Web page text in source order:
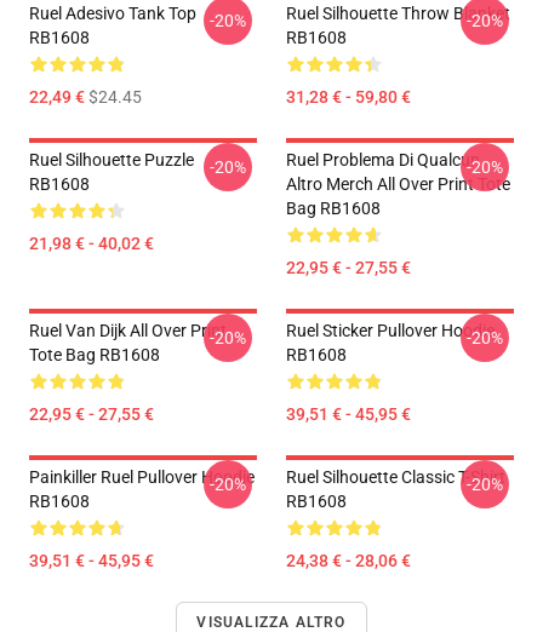
Ruel Adesivo Tank Top
RB1608
22,49 €$24.45
-20%
Ruel Silhouette Throw Blanket
RB1608
31,28 € - 59,80 €
-20%
Ruel Silhouette Puzzle
RB1608
21,98 € - 40,02 €
-20%
Ruel Problema Di Qualcun
Altro Merch All Over Print Tote
Bag RB1608
22,95 € - 27,55 €
-20%
Ruel Van Dijk All Over Print
Tote Bag RB1608
22,95 € - 27,55 €
-20%
Ruel Sticker Pullover Hoodie
RB1608
39,51 € - 45,95 €
-20%
Painkiller Ruel Pullover Hoodie
RB1608
39,51 € - 45,95 €
-20%
Ruel Silhouette Classic T-Shirt
RB1608
24,38 € - 28,06 €
-20%
VISUALIZZA ALTRO